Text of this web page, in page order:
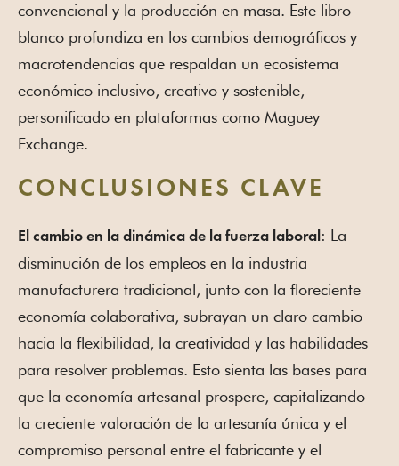
convencional y la producción en masa. Este libro
blanco profundiza en los cambios demográficos y
macrotendencias que respaldan un ecosistema
económico inclusivo, creativo y sostenible,
personificado en plataformas como Maguey
Exchange.
CONCLUSIONES CLAVE
El cambio en la dinámica de la fuerza laboral : La
disminución de los empleos en la industria
manufacturera tradicional, junto con la floreciente
economía colaborativa, subrayan un claro cambio
hacia la flexibilidad, la creatividad y las habilidades
para resolver problemas. Esto sienta las bases para
que la economía artesanal prospere, capitalizando
la creciente valoración de la artesanía única y el
compromiso personal entre el fabricante y el